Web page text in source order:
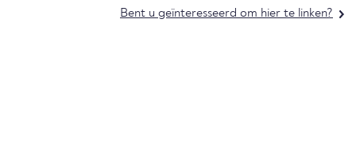
Bent u geïnteresseerd om hier te linken?